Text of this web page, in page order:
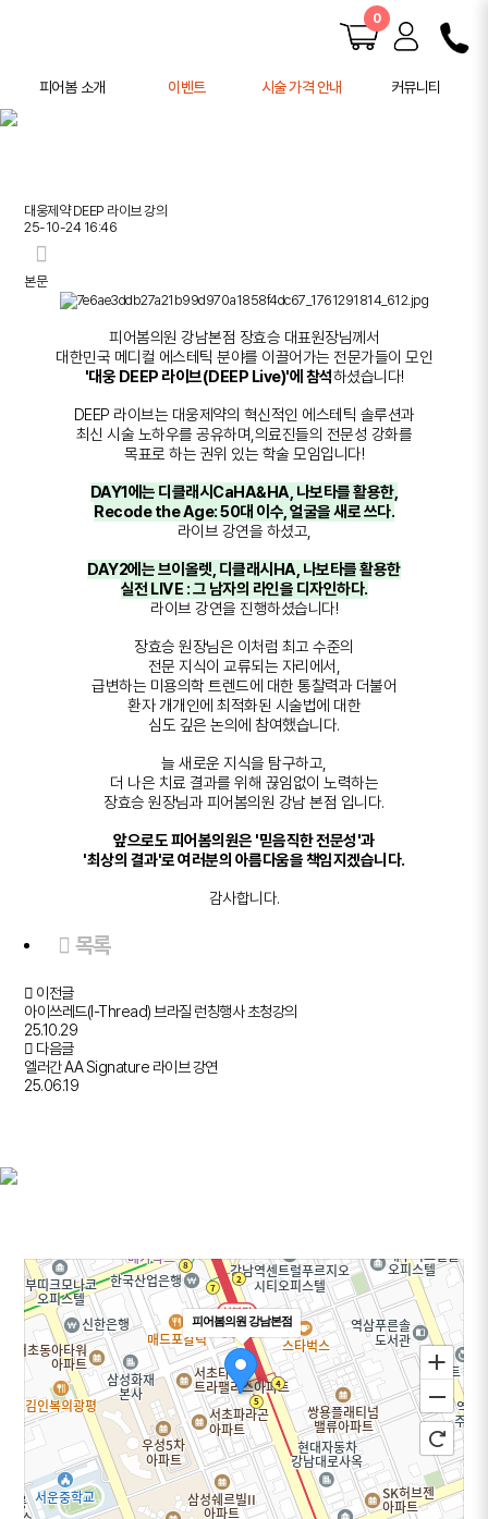
0
피어봄 소개 이벤트 시술 가격 안내 커뮤니티
대웅제약 DEEP 라이브 강의
25-10-24 16:46
본문
피어봄의원 강남본점 장효승 대표원장님께서
대한민국 메디컬 에스테틱 분야를 이끌어가는 전문가들이 모인
'대웅 DEEP 라이브(DEEP Live)'에 참석하셨습니다!
DEEP 라이브는 대웅제약의 혁신적인 에스테틱 솔루션과
최신 시술 노하우를 공유하며,의료진들의 전문성 강화를
목표로 하는 권위 있는 학술 모임입니다!
DAY1에는 디클래시CaHA&HA, 나보타를 활용한,
Recode the Age: 50대 이수, 얼굴을 새로 쓰다.
라이브 강연을 하셨고,
DAY2에는 브이올렛, 디클래시HA, 나보타를 활용한
실전 LIVE : 그 남자의 라인을 디자인하다.
라이브 강연을 진행하셨습니다!
장효승 원장님은 이처럼 최고 수준의
전문 지식이 교류되는 자리에서,
급변하는 미용의학 트렌드에 대한 통찰력과 더불어
환자 개개인에 최적화된 시술법에 대한
심도 깊은 논의에 참여했습니다.
늘 새로운 지식을 탐구하고,
더 나은 치료 결과를 위해 끊임없이 노력하는
장효승 원장님과 피어봄의원 강남 본점 입니다.
앞으로도 피어봄의원은 '믿음직한 전문성'과
'최상의 결과'로 여러분의 아름다움을 책임지겠습니다.
감사합니다.
목록
이전글
아이쓰레드(I-Thread) 브라질 런칭행사 초청강의
25.10.29
다음글
엘러간 AA Signature 라이브 강연
25.06.19
피어봄의원 강남본점